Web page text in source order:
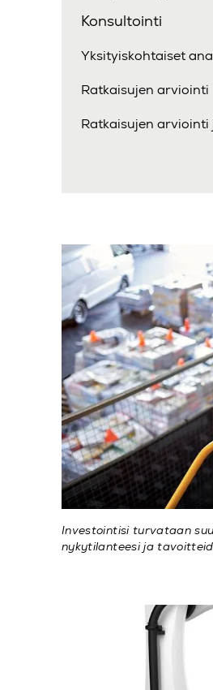
Konsultointi
Yksityiskohtaiset
Ratkaisujen arviointi
Ratkaisujen
Investointisi turvataan
nykytilanteesi ja